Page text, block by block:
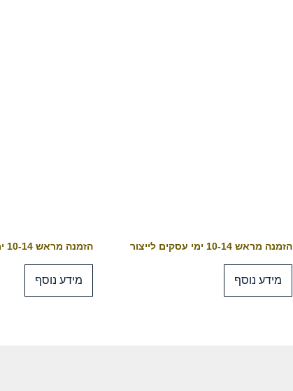
הזמנה מראש 10-14 ימי עסקים לייצור
מידע נוסף
הזמנה מראש 10-14 ימי עסקים לייצור
מידע נוסף